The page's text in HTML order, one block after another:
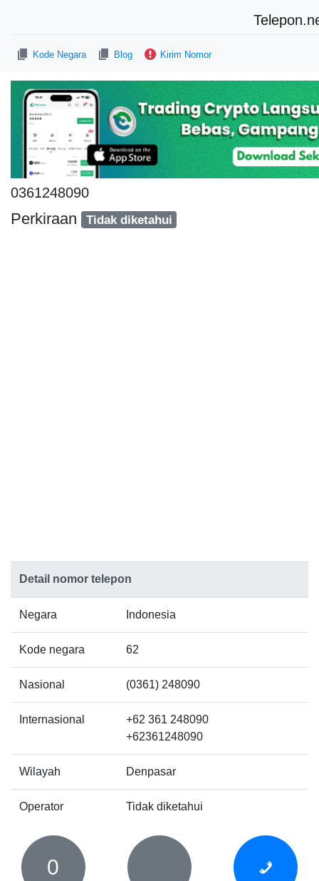
Kode Negara Blog Kirim Nomor
0361248090
Perkiraan Tidak diketahui
Detail nomor telepon
Negara Indonesia
Kode negara 62
Nasional (0361) 248090
Internasional
+62 361 248090
+62361248090
Wilayah Denpasar
Operator Tidak diketahui
0